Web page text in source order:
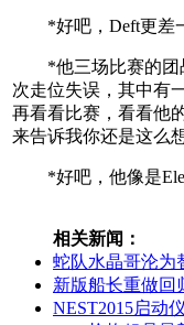
*好吧，Deft更差一
*他三场比赛的团
次走位失误，其中有
再看看比赛，看看他
来告诉我你还是这么想
*好吧，他像是
相关新闻：
蛇队水晶哥沦为
新版船长重做回
NEST2015启动